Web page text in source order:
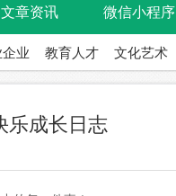
文章资讯 微信小程序
业 教育人才 文化艺术
乐成长日志